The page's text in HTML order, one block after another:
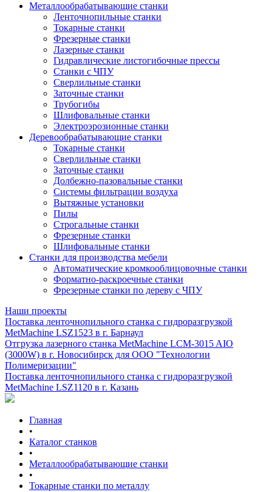
Металлообрабатывающие станки
Ленточнопильные станки
Токарные станки
Фрезерные станки
Лазерные станки
Гидравлические листогибочные прессы
Станки с ЧПУ
Сверлильные станки
Заточные станки
Трубогибы
Шлифовальные станки
Электроэрозионные станки
Деревообрабатывающие станки
Токарные станки
Сверлильные станки
Заточные станки
Долбежно-пазовальные станки
Системы фильтрации воздуха
Вытяжные установки
Пилы
Строгальные станки
Фрезерные станки
Шлифовальные станки
Станки для производства мебели
Автоматические кромкооблицовочные станки
Форматно-раскроечные станки
Фрезерные станки по дереву с ЧПУ
Наши проекты
Поставка ленточнопильного станка c гидроразгрузкой
MetMachine LSZ1523 в г. Барнаул
Отгрузка лазерного станка MetMachine LCM-3015 AIO
(3000W) в г. Новосибирск для ООО "Технологии
Полимеризации"
Поставка ленточнопильного станка c гидроразгрузкой
MetMachine LSZ1120 в г. Казань
Главная
•
Каталог станков
•
Металлообрабатывающие станки
•
Токарные станки по металлу